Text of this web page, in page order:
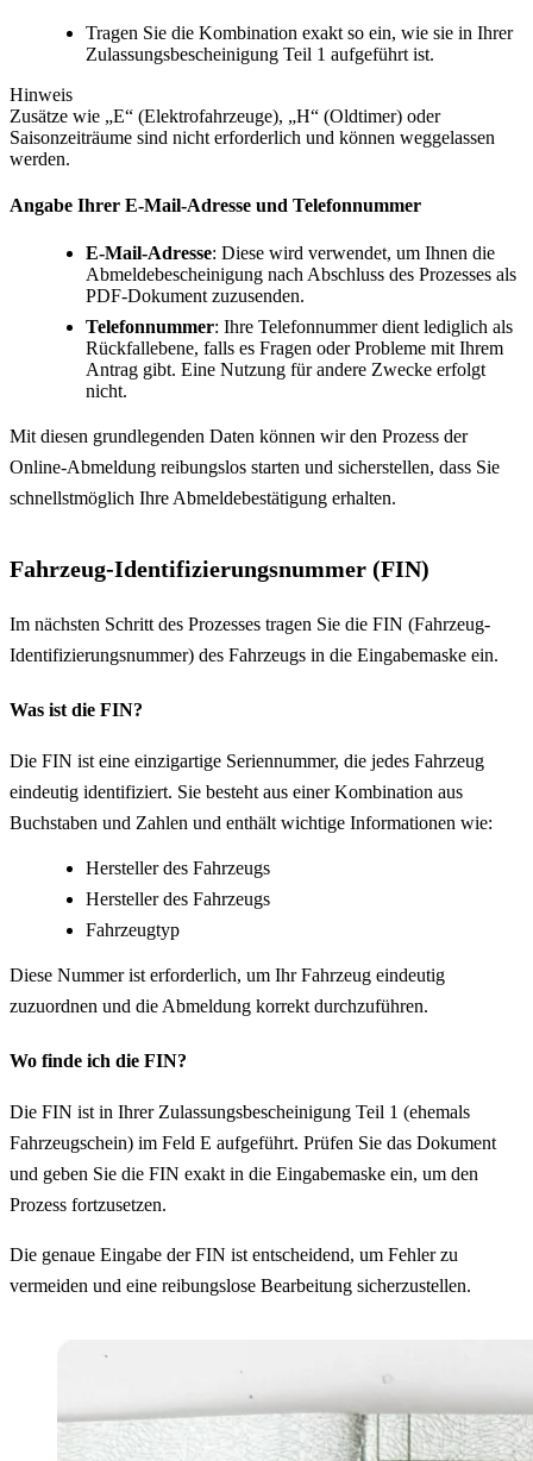
Tragen Sie die Kombination exakt so ein, wie sie in Ihrer
Zulassungsbescheinigung Teil 1 aufgeführt ist.
Hinweis
Zusätze wie „E“ (Elektrofahrzeuge), „H“ (Oldtimer) oder
Saisonzeiträume sind nicht erforderlich und können weggelassen
werden.
Angabe Ihrer E-Mail-Adresse und Telefonnummer
E-Mail-Adresse: Diese wird verwendet, um Ihnen die
Abmeldebescheinigung nach Abschluss des Prozesses als
PDF-Dokument zuzusenden.
Telefonnummer: Ihre Telefonnummer dient lediglich als
Rückfallebene, falls es Fragen oder Probleme mit Ihrem
Antrag gibt. Eine Nutzung für andere Zwecke erfolgt
nicht.
Mit diesen grundlegenden Daten können wir den Prozess der
Online-Abmeldung reibungslos starten und sicherstellen, dass Sie
schnellstmöglich Ihre Abmeldebestätigung erhalten.
Fahrzeug-Identifizierungsnummer (FIN)
Im nächsten Schritt des Prozesses tragen Sie die FIN (Fahrzeug-
Identifizierungsnummer) des Fahrzeugs in die Eingabemaske ein.
Was ist die FIN?
Die FIN ist eine einzigartige Seriennummer, die jedes Fahrzeug
eindeutig identifiziert. Sie besteht aus einer Kombination aus
Buchstaben und Zahlen und enthält wichtige Informationen wie:
Hersteller des Fahrzeugs
Hersteller des Fahrzeugs
Fahrzeugtyp
Diese Nummer ist erforderlich, um Ihr Fahrzeug eindeutig
zuzuordnen und die Abmeldung korrekt durchzuführen.
Wo finde ich die FIN?
Die FIN ist in Ihrer Zulassungsbescheinigung Teil 1 (ehemals
Fahrzeugschein) im Feld E aufgeführt. Prüfen Sie das Dokument
und geben Sie die FIN exakt in die Eingabemaske ein, um den
Prozess fortzusetzen.
Die genaue Eingabe der FIN ist entscheidend, um Fehler zu
vermeiden und eine reibungslose Bearbeitung sicherzustellen.